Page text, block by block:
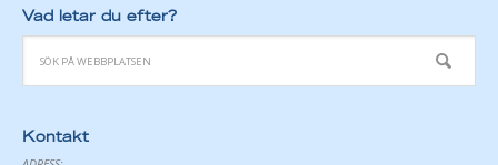
Vad letar du efter?
Kontakt